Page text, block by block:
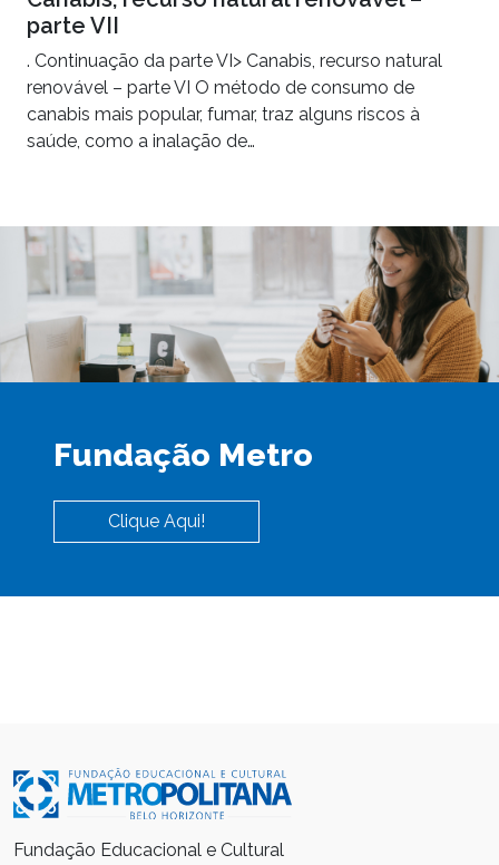
parte VII
. Continuação da parte VI> Canabis, recurso natural
renovável – parte VI O método de consumo de
canabis mais popular, fumar, traz alguns riscos à
saúde, como a inalação de…
Fundação Metro
Clique Aqui!
Fundação Educacional e Cultural